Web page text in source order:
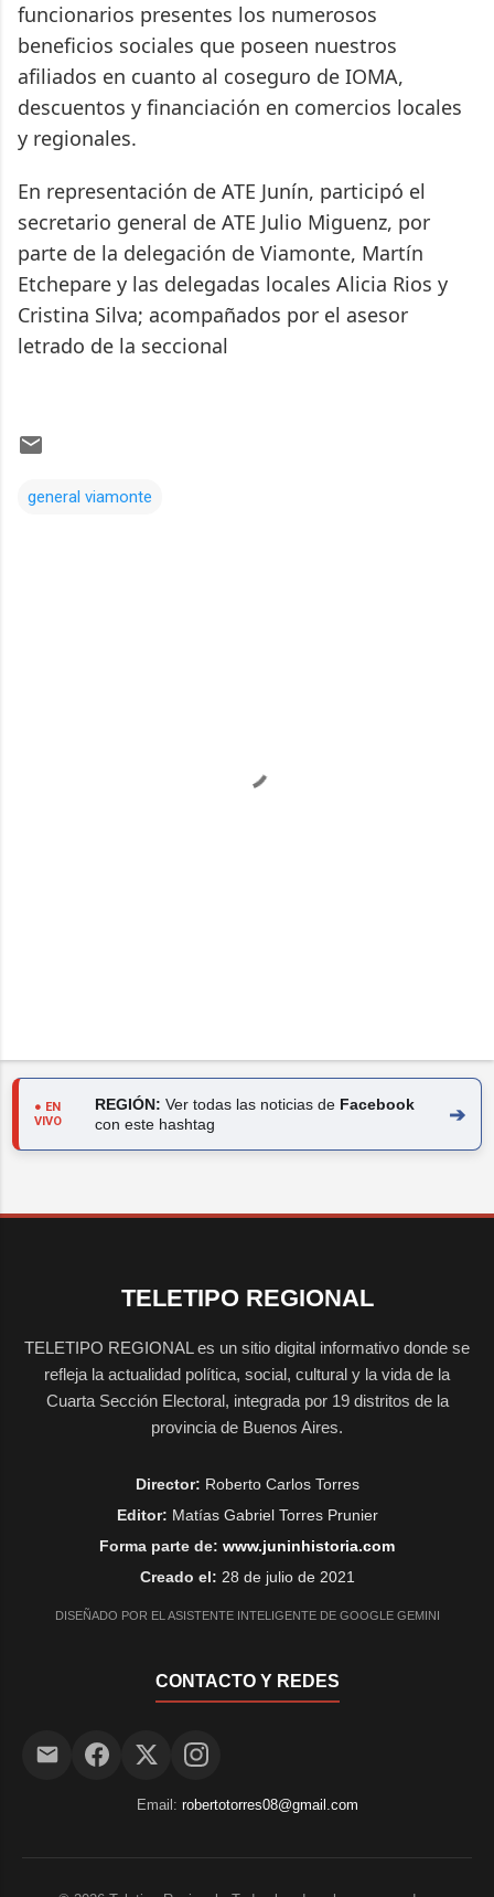
funcionarios presentes los numerosos
beneficios sociales que poseen nuestros
afiliados en cuanto al coseguro de IOMA,
descuentos y financiación en comercios locales
y regionales.
En representación de ATE Junín, participó el
secretario general de ATE Julio Miguenz, por
parte de la delegación de Viamonte, Martín
Etchepare y las delegadas locales Alicia Rios y
Cristina Silva; acompañados por el asesor
letrado de la seccional
general viamonte
● EN
VIVO
REGIÓN: Ver todas las noticias de Facebook
con este hashtag
➔
TELETIPO REGIONAL
TELETIPO REGIONAL es un sitio digital informativo donde se
refleja la actualidad política, social, cultural y la vida de la
Cuarta Sección Electoral, integrada por 19 distritos de la
provincia de Buenos Aires.
Director: Roberto Carlos Torres
Editor: Matías Gabriel Torres Prunier
Forma parte de: www.juninhistoria.com
Creado el: 28 de julio de 2021
DISEÑADO POR EL ASISTENTE INTELIGENTE DE GOOGLE GEMINI
CONTACTO Y REDES
Email: robertotorres08@gmail.com